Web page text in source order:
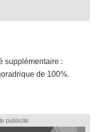
supplémentaire :
de 100%.